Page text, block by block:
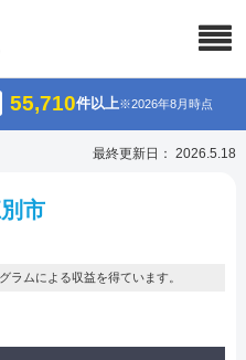
55,710件以上※2026年8月時点
最終更新日： 2026.5.18
市
ムによる収益を得ています。